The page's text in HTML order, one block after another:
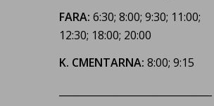
FARA: 6:30; 8:00; 9:30; 11:00;
12:30; 18:00; 20:00
K. CMENTARNA: 8:00; 9:15